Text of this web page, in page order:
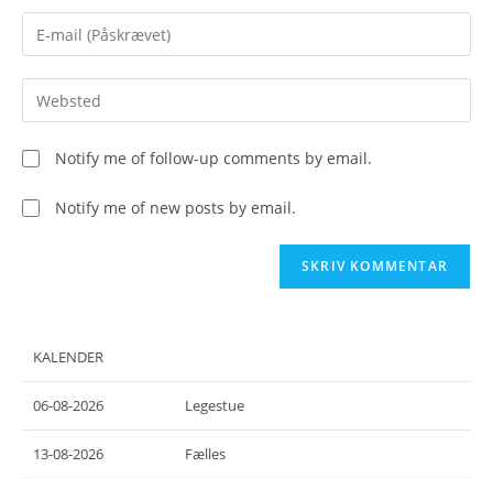
name
comment
Enter
your
email
address
comment
Enter
your
website
URL
(optional)
Notify me of follow-up comments by email.
Notify me of new posts by email.
KALENDER
06-08-2026 Legestue
13-08-2026 Fælles